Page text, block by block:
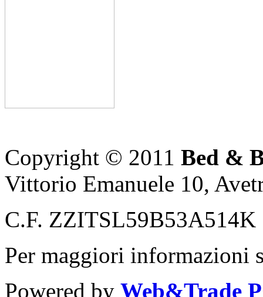
Copyright © 2011 Bed &
Vittorio Emanuele 10,
C.F. ZZITSL59B53A514K
Per maggiori informazioni
Powered by Web&Trade